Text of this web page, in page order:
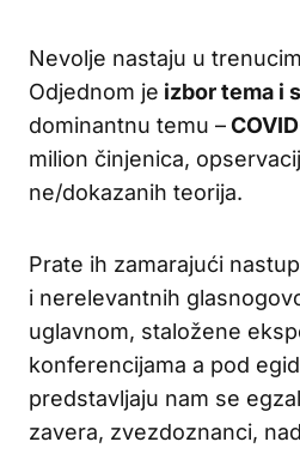
Nevolje nastaju u
Odjednom je izbor tema i
dominantnu temu –
milion činjenica,
ne/dokazanih teorija.
Prate ih zamarajući
i nerelevantnih
uglavnom, staložene
konferencijama a pod
predstavljaju nam se
zavera, zvezdoznanci,